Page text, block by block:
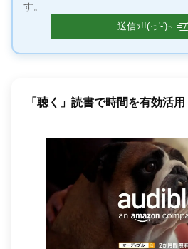
す。
「聴く」読書で時間を有効活用